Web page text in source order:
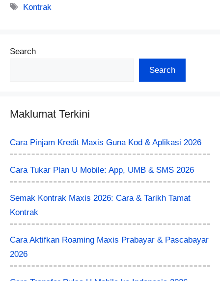
Tags
Kontrak
Search
Search
Maklumat Terkini
Cara Pinjam Kredit Maxis Guna Kod & Aplikasi 2026
Cara Tukar Plan U Mobile: App, UMB & SMS 2026
Semak Kontrak Maxis 2026: Cara & Tarikh Tamat
Kontrak
Cara Aktifkan Roaming Maxis Prabayar & Pascabayar
2026